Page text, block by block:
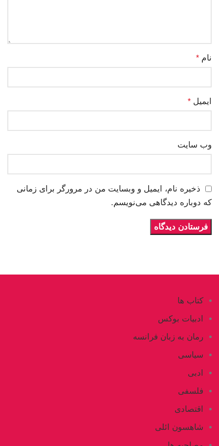
نام *
ایمیل *
وب‌ سایت
ذخیره نام، ایمیل و وبسایت من در مرورگر برای زمانی
که دوباره دیدگاهی می‌نویسم.
کتاب ها
ادبیات بوکس
رمان به زبان فرانسه
سیاسی
ادبی
فلسفی
اقتصادی
شاهسون ائلی